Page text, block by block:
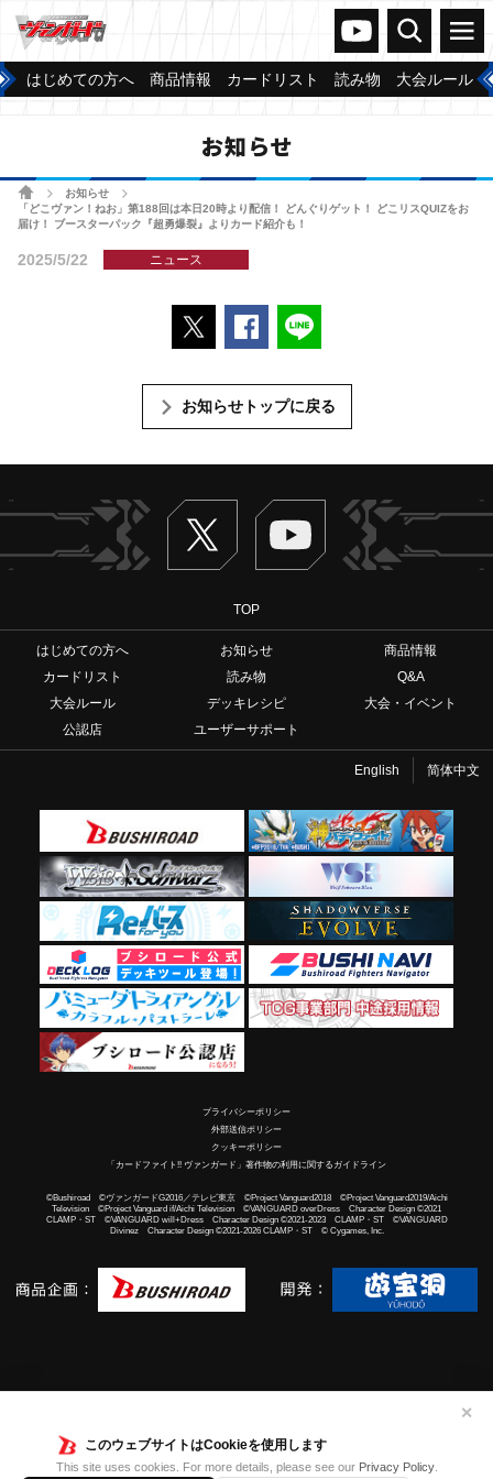
このウェブサイトはCookieを使用します
This site uses cookies. For more details, please see our Privacy Policy.
✕
ヴァンガードch
検索 メニュー
はじめての方へ 商品情報 カードリスト 読み物 大会ルール
お知らせ
ホームお知らせ
「どこヴァン！ねお」第188回は本日20時より配信！ どんぐりゲット！ どこリスQUIZをお
届け！ ブースターパック『超勇爆裂』よりカード紹介も！
2025/5/22 ニュース
ポストするFacebookでシェアする
お知らせトップに戻る
Twitter ヴァンガードch
TOP
はじめての方へ お知らせ
商品情報
カードリスト
読み物
Q&A
大会ルール
デッキレシピ
大会・イベント
公認店
ユーザーサポート
English 简体中文
プライバシーポリシー
外部送信ポリシー
クッキーポリシー
「カードファイト!! ヴァンガード」著作物の利用に関するガイドライン
©Bushiroad ©ヴァンガードG2016／テレビ東京 ©Project Vanguard2018 ©Project Vanguard2019/Aichi
Television ©Project Vanguard if/Aichi Television ©VANGUARD overDress Character Design ©2021
CLAMP・ST ©VANGUARD will+Dress Character Design ©2021-2023 CLAMP・ST ©VANGUARD
Divinez Character Design ©2021-2026 CLAMP・ST © Cygames, Inc.